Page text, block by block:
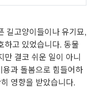
길고양이들이나 유기묘,
하고 있었습니다. 동물
만 결코 쉬운 일이 아니
과 돌봄으로 힘들어하
영향을 받았습니다.